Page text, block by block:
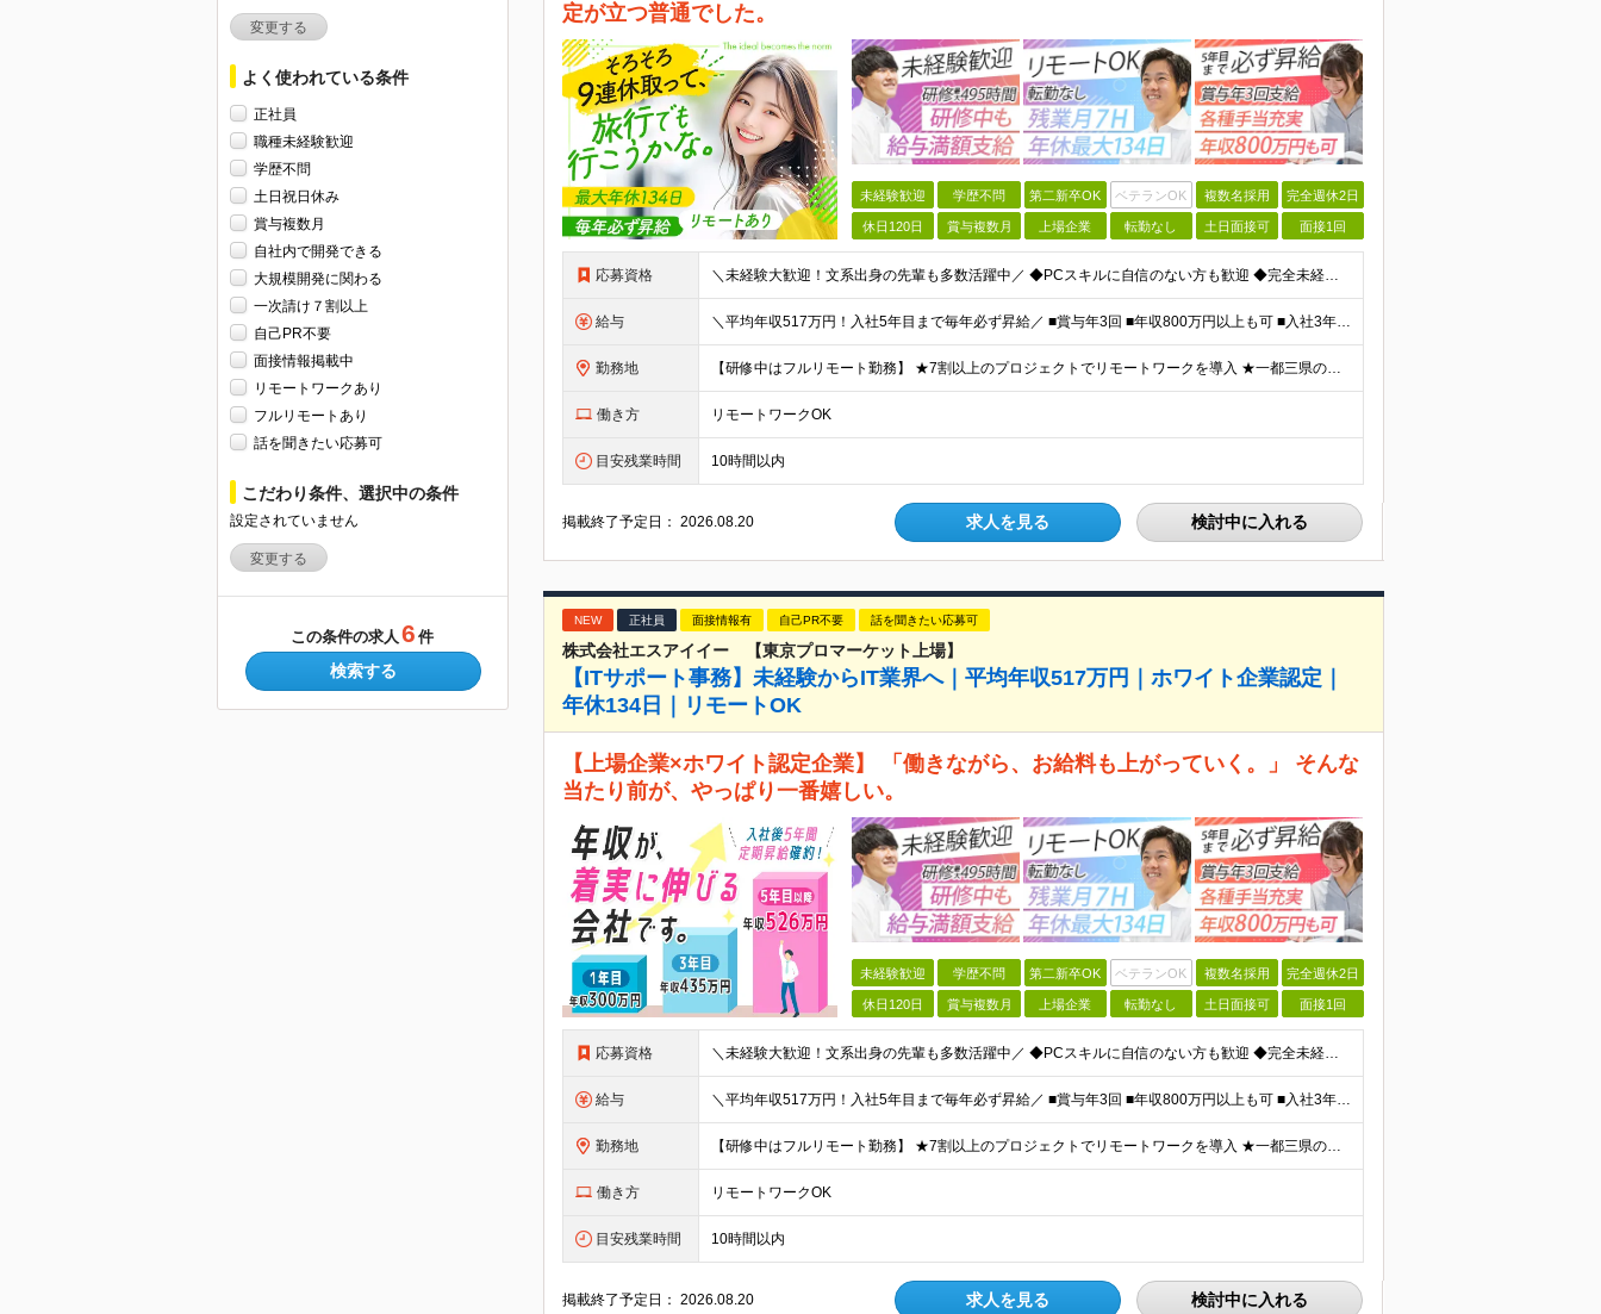
変更する
よく使われている条件
正社員
職種未経験歓迎
学歴不問
土日祝日休み
賞与複数月
自社内で開発できる
大規模開発に関わる
一次請け７割以上
自己PR不要
面接情報掲載中
リモートワークあり
フルリモートあり
話を聞きたい応募可
こだわり条件、選択中の条件
設定されていません
変更する
この条件の求人 6 件
検索する
定が立つ普通でした。
未経験歓迎 学歴不問 第二新卒OK ベテランOK 複数名採用 完全週休2日
休日120日 賞与複数月 上場企業 転勤なし 土日面接可 面接1回
応募資格 ＼未経験大歓迎！文系出身の先輩も多数活躍中／ ◆PCスキルに自信のない方も歓迎 ◆完全未経験OK ◆社会人デビューもOK ◆学歴不問 ＊*こんなアナタにオススメです*＊ ◇事務職に興味があるが、給与
給与 ＼平均年収517万円！入社5年目まで毎年必ず昇給／ ■賞与年3回 ■年収800万円以上も可 ■入社3年以上の平均年収469.2万円 月給23万2000円以上＋賞与年3回＋各種手当 ☆入社5年目まで最
勤務地 【研修中はフルリモート勤務】 ★7割以上のプロジェクトでリモートワークを導入 ★一都三県のプロジェクト先 ★転居を伴う転勤なし ＜プロジェクト先＞ 東京・神奈川・千葉・埼玉でのプロジェクト先にて勤務
働き方 リモートワークOK
目安残業時間 10時間以内
掲載終了予定日：2026.08.20 求人を見る 検討中に入れる
NEW 正社員 面接情報有 自己PR不要 話を聞きたい応募可
株式会社エスアイイー 【東京プロマーケット上場】
【ITサポート事務】未経験からIT業界へ｜平均年収517万円｜ホワイト企業認定｜
年休134日｜リモートOK
【上場企業×ホワイト認定企業】 「働きながら、お給料も上がっていく。」 そんな
当たり前が、やっぱり一番嬉しい。
未経験歓迎 学歴不問 第二新卒OK ベテランOK 複数名採用 完全週休2日
休日120日 賞与複数月 上場企業 転勤なし 土日面接可 面接1回
応募資格 ＼未経験大歓迎！文系出身の先輩も多数活躍中／ ◆PCスキルに自信のない方も歓迎 ◆完全未経験OK ◆社会人デビューもOK ◆学歴不問 「働きながら少しずつ専門スキルを身につけたい」という意欲重視の採
給与 ＼平均年収517万円！入社5年目まで毎年必ず昇給／ ■賞与年3回 ■年収800万円以上も可 ■入社3年以上の平均年収469.2万円 月給23万2000円以上＋賞与年3回＋各種手当 ☆入社5年目まで最
勤務地 【研修中はフルリモート勤務】 ★7割以上のプロジェクトでリモートワークを導入 ★一都三県のプロジェクト先 ★転居を伴う転勤なし ＜プロジェクト先＞ 東京・神奈川・千葉・埼玉でのプロジェクト先にて勤務
働き方 リモートワークOK
目安残業時間 10時間以内
掲載終了予定日：2026.08.20 求人を見る 検討中に入れる